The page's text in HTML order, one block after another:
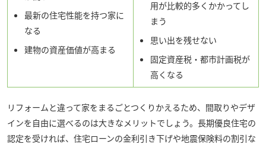
最新の住宅性能を持つ家に
なる
建物の資産価値が高まる
用が比較的多くかかってし
まう
思い出を残せない
固定資産税・都市計画税が
高くなる
リフォームと違って家をまるごとつくりかえるため、間取りやデザ
インを自由に選べるのは大きなメリットでしょう。長期優良住宅の
認定を受ければ、住宅ローンの金利引き下げや地震保険料の割引な